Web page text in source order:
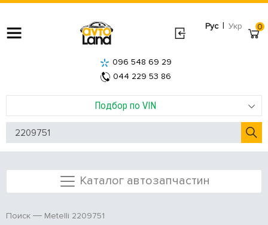
Рус | Укр
Подбор по VIN
096 548 69 29
044 229 53 86
0
Каталог автозапчастин
Поиск Metelli 2209751